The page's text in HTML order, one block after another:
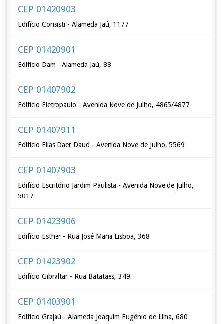
CEP 01420903
Edifício Consisti - Alameda Jaú, 1177
CEP 01420901
Edifício Dam - Alameda Jaú, 88
CEP 01407902
Edifício Eletropaulo - Avenida Nove de Julho, 4865/4877
CEP 01407911
Edifício Elias Daer Daud - Avenida Nove de Julho, 5569
CEP 01407903
Edifício Escritório Jardim Paulista - Avenida Nove de Julho,
5017
CEP 01423906
Edifício Esther - Rua José Maria Lisboa, 368
CEP 01423902
Edifício Gibraltar - Rua Batataes, 349
CEP 01403901
Edifício Grajaú - Alameda Joaquim Eugênio de Lima, 680